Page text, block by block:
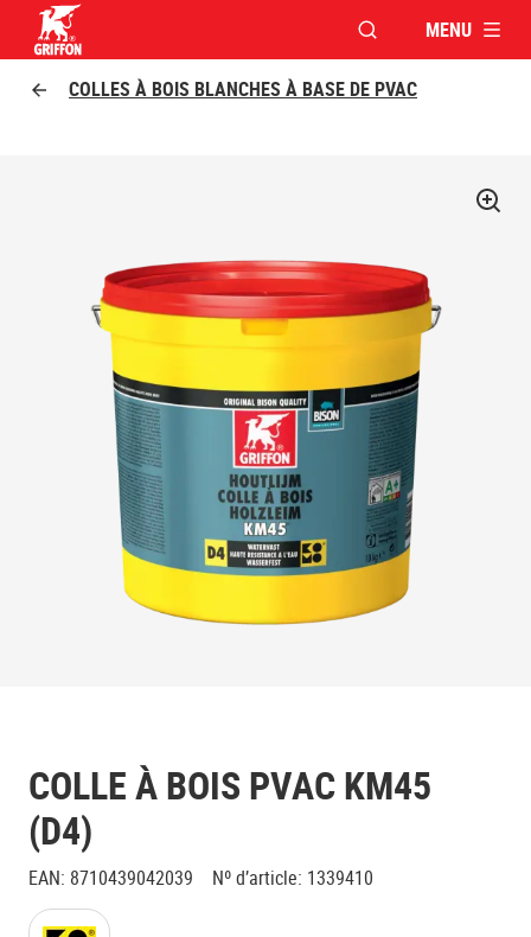
Griffon logo
OUVRIR LAMENU
COLLES À BOIS BLANCHES À BASE DE PVAC
COLLE À BOIS PVAC KM45
(D4)
EAN: 8710439042039 Nº d’article: 1339410